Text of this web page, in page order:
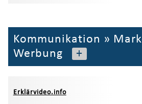
Kommunikation »
Werbung
+
Erklärvideo.info